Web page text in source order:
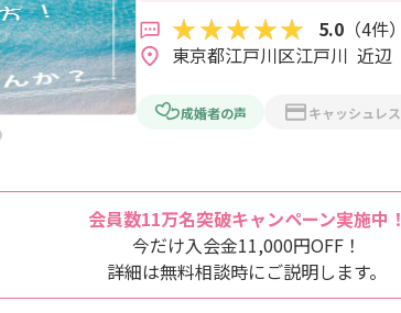
5.0（4件）
東京都江戸川区江戸川  近辺
成婚者の声 キャッシュレス
会員数11万名突破キャンペーン実施中！
今だけ入会金11,000円OFF！
詳細は無料相談時にご説明します。